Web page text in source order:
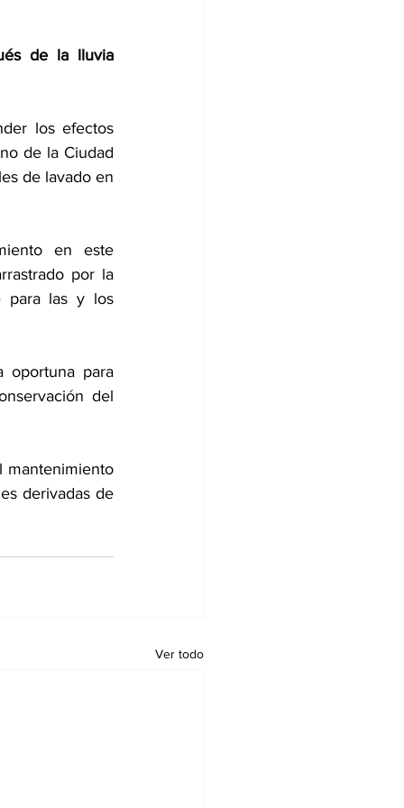
de la lluvia
los efectos
de la Ciudad
de lavado en
en este
por la
para las y los
oportuna para
del
mantenimiento
derivadas de
Ver todo